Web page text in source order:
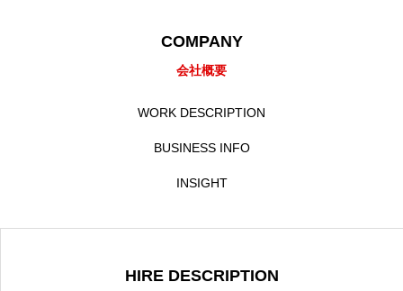
COMPANY
会社概要
WORK DESCRIPTION
BUSINESS INFO
INSIGHT
HIRE DESCRIPTION